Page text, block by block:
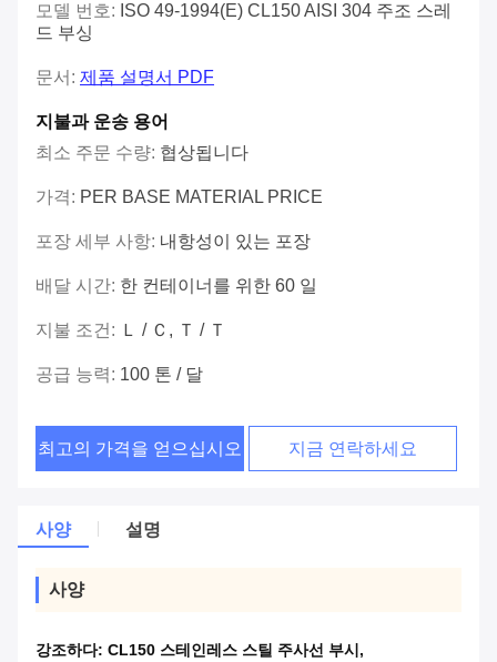
모델 번호: ISO 49-1994(E) CL150 AISI 304 주조 스레
드 부싱
문서: 제품 설명서 PDF
지불과 운송 용어
최소 주문 수량: 협상됩니다
가격: PER BASE MATERIAL PRICE
포장 세부 사항: 내항성이 있는 포장
배달 시간: 한 컨테이너를 위한 60 일
지불 조건: Ｌ / Ｃ, Ｔ / Ｔ
공급 능력: 100 톤 / 달
최고의 가격을 얻으십시오 지금 연락하세요
사양 설명
사양
강조하다: CL150 스테인레스 스틸 주사선 부시 ,